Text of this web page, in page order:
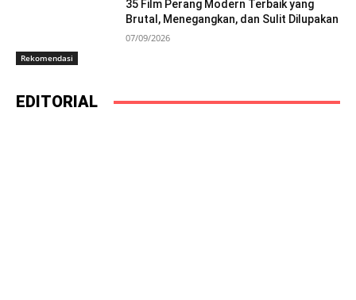
Rekomendasi
35 Film Perang Modern Terbaik yang
Brutal, Menegangkan, dan Sulit Dilupakan
07/09/2026
EDITORIAL